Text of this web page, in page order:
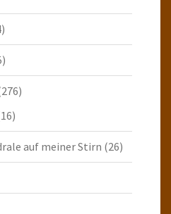
auf meiner Stirn (26)